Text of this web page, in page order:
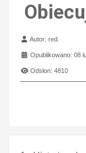
Szczegóły
Autor:red.
Opublikowano: 08
Odsłon: 4810